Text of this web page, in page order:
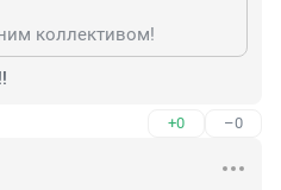
коллективом!
+0 –0